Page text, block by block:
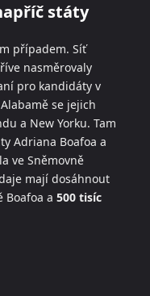
státy
případem. Síť
nasměrovaly
pro kandidáty v
se jejich
a New Yorku. Tam
Adriana Boafoa a
ve Sněmovně
mají dosáhnout
Boafoa a 500 tisíc